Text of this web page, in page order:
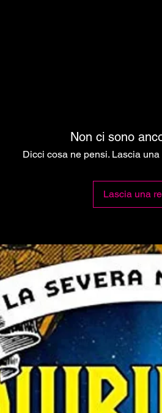
Non ci sono
Dicci cosa ne pensi. Lascia
Lascia una